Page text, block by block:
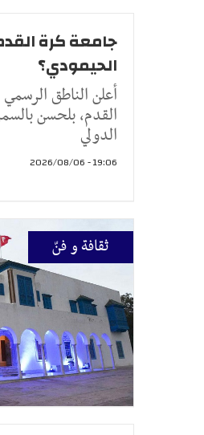
جامعة كرة
الحيمودي؟
أعلن الناطق
القدم، بلحسن
الدولي
19:06 - 2026/08/06
ثقافة و فنّ